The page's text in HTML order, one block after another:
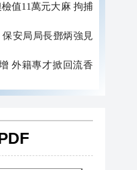
值11萬元大麻 拘捕
安局局長鄧炳強見
外籍專才掀回流香